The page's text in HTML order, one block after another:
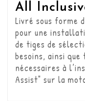
All
Livré sous forme
pour une
de tiges de
besoins, ainsi
nécessaires à
Assist" sur la